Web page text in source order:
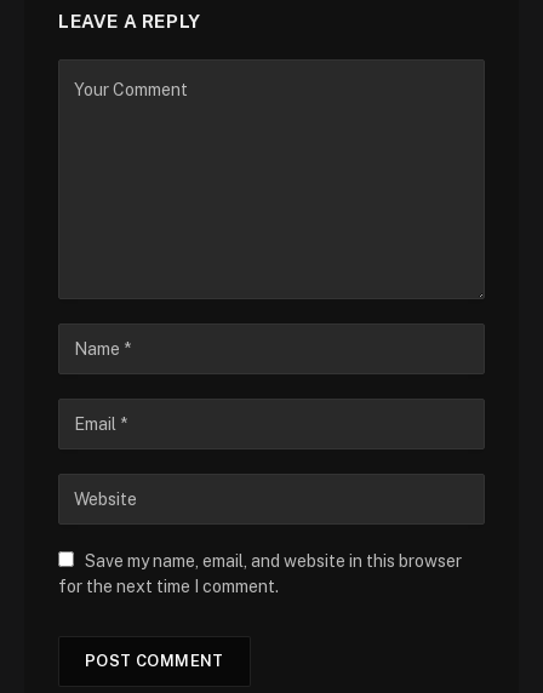
LEAVE A REPLY
Save my name, email, and website in this browser
for the next time I comment.